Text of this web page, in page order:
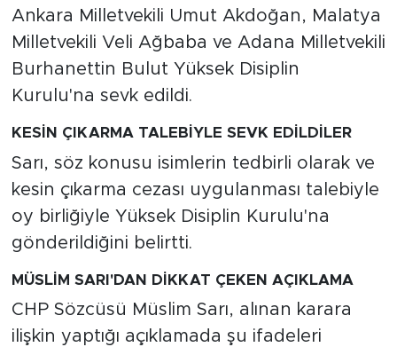
Ankara Milletvekili Umut Akdoğan, Malatya
Milletvekili Veli Ağbaba ve Adana Milletvekili
Burhanettin Bulut Yüksek Disiplin
Kurulu'na sevk edildi.
KESİN ÇIKARMA TALEBİYLE SEVK EDİLDİLER
Sarı, söz konusu isimlerin tedbirli olarak ve
kesin çıkarma cezası uygulanması talebiyle
oy birliğiyle Yüksek Disiplin Kurulu'na
gönderildiğini belirtti.
MÜSLİM SARI'DAN DİKKAT ÇEKEN AÇIKLAMA
CHP Sözcüsü Müslim Sarı, alınan karara
ilişkin yaptığı açıklamada şu ifadeleri